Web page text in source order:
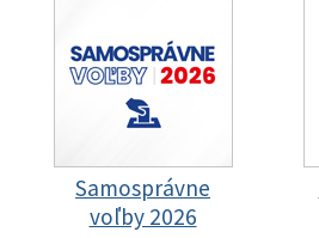
Samosprávne
voľby 2026